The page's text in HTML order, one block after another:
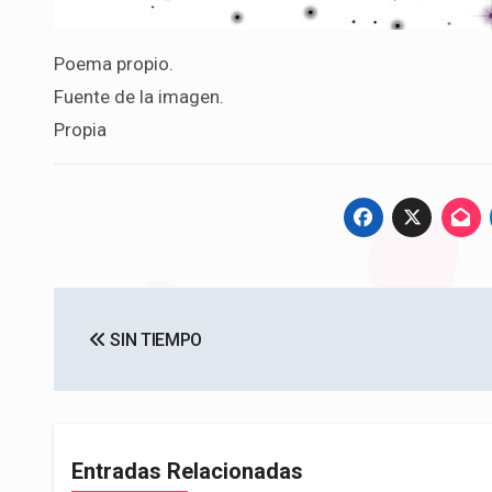
Poema propio.
Fuente de la imagen.
Propia
de
entradas
SIN TIEMPO
Entradas Relacionadas